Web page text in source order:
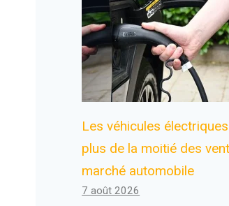
Les véhicules
plus de la moitié des
marché automobile
7 août 2026